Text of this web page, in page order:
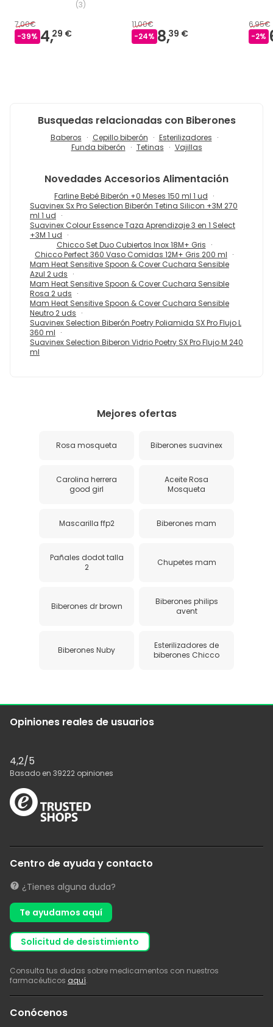
(3)
7,00€
-39% 4,29 €
11,00€
-24% 8,39 €
6,95€
-2%
Busquedas relacionadas con Biberones
Baberos Cepillo biberón
Esterilizadores
Funda biberón
Tetinas Vajillas
NovedadesAccesorios Alimentación
Farline Bebé Biberón +0 Meses 150 ml 1 ud
Suavinex Sx Pro Selection Biberón Tetina Silicon +3M 270
ml 1 ud
Suavinex Colour Essence Taza Aprendizaje 3 en 1 Select
+3M 1 ud
Chicco Set Duo Cubiertos Inox 18M+ Gris
Chicco Perfect 360 Vaso Comidas 12M+ Gris 200 ml
Mam Heat Sensitive Spoon & Cover Cuchara Sensible
Azul 2 uds
Mam Heat Sensitive Spoon & Cover Cuchara Sensible
Rosa 2 uds
Mam Heat Sensitive Spoon & Cover Cuchara Sensible
Neutro 2 uds
Suavinex Selection Biberón Poetry Poliamida SX Pro Flujo L
360 ml
Suavinex Selection Biberon Vidrio Poetry SX Pro Flujo M 240
ml
Mejores ofertas
Rosa mosqueta Biberones suavinex
Carolina herrera
good girl
Aceite Rosa
Mosqueta
Mascarilla ffp2 Biberones mam
Pañales dodot talla
2
Chupetes mam
Biberones dr brown
Biberones philips
avent
Biberones Nuby
Esterilizadores de
biberones Chicco
Opiniones reales de usuarios
4,2/5
Basado en 39222 opiniones
Centro de ayuda y contacto
¿Tienes alguna duda?
Te ayudamos aquí
solicitud de desistimiento
Consulta tus dudas sobre medicamentos con nuestros
farmacéuticos aquí.
Conócenos